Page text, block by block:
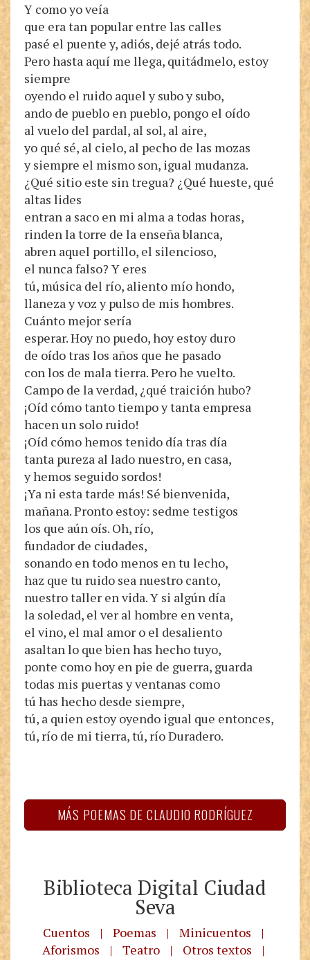
Y como yo veía
que era tan popular entre las calles
pasé el puente y, adiós, dejé atrás todo.
Pero hasta aquí me llega, quitádmelo, estoy
siempre
oyendo el ruido aquel y subo y subo,
ando de pueblo en pueblo, pongo el oído
al vuelo del pardal, al sol, al aire,
yo qué sé, al cielo, al pecho de las mozas
y siempre el mismo son, igual mudanza.
¿Qué sitio este sin tregua? ¿Qué hueste, qué
altas lides
entran a saco en mi alma a todas horas,
rinden la torre de la enseña blanca,
abren aquel portillo, el silencioso,
el nunca falso? Y eres
tú, música del río, aliento mío hondo,
llaneza y voz y pulso de mis hombres.
Cuánto mejor sería
esperar. Hoy no puedo, hoy estoy duro
de oído tras los años que he pasado
con los de mala tierra. Pero he vuelto.
Campo de la verdad, ¿qué traición hubo?
¡Oíd cómo tanto tiempo y tanta empresa
hacen un solo ruido!
¡Oíd cómo hemos tenido día tras día
tanta pureza al lado nuestro, en casa,
y hemos seguido sordos!
¡Ya ni esta tarde más! Sé bienvenida,
mañana. Pronto estoy: sedme testigos
los que aún oís. Oh, río,
fundador de ciudades,
sonando en todo menos en tu lecho,
haz que tu ruido sea nuestro canto,
nuestro taller en vida. Y si algún día
la soledad, el ver al hombre en venta,
el vino, el mal amor o el desaliento
asaltan lo que bien has hecho tuyo,
ponte como hoy en pie de guerra, guarda
todas mis puertas y ventanas como
tú has hecho desde siempre,
tú, a quien estoy oyendo igual que entonces,
tú, río de mi tierra, tú, río Duradero.
MÁS POEMAS DE CLAUDIO RODRÍGUEZ
Biblioteca Digital Ciudad
Seva
Cuentos | Poemas | Minicuentos
|
Aforismos
| Teatro | Otros textos
|